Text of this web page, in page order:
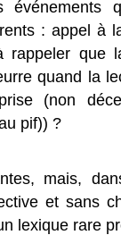
: appel à
que
quand la
(non
pif)) ?
mais,
et sans
lexique rare